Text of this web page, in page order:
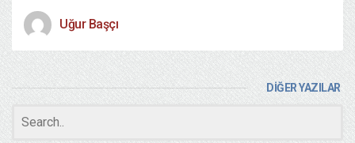
Uğur Başçı
DİĞER YAZILAR